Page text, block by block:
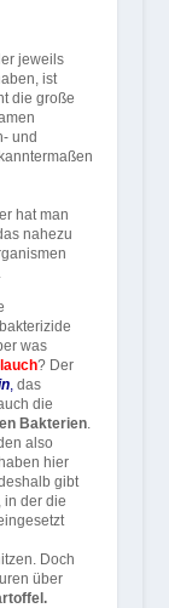
jeweils
ist
die große
und
hat man
nahezu
was
? Der
,das
die
Bakterien.
also
hier
gibt
in der die
Doch
über